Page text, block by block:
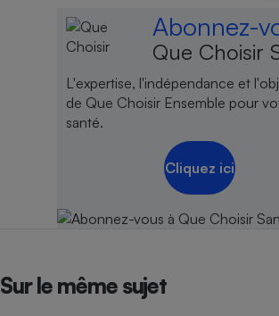
Abonnez-
Que Choisir
L'expertise, l'indépendance et
de Que Choisir Ensemble pour
santé.
Cliquez ici
Sur le même sujet